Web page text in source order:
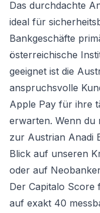
Das durchdachte
ideal für
Bankgeschäfte
österreichische
geeignet ist die
anspruchsvolle
Apple Pay für ihre
erwarten. Wenn du
zur Austrian Anadi
Blick auf unseren
oder auf
Der Capitalo Score
auf exakt 40